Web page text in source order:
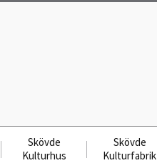
Skövde
Kulturhus
Skövde
Kulturfabrik